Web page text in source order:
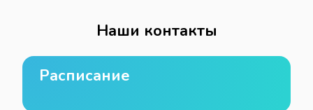
Наши контакты
Расписание